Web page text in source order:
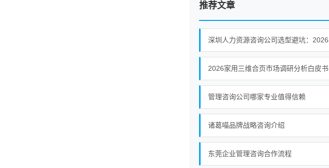
推荐文章
2026家用三维合页市场调研分析白皮书
管理咨询公司哪家专业值得信赖
诸葛喵品牌战略咨询介绍
东莞企业管理咨询合作流程